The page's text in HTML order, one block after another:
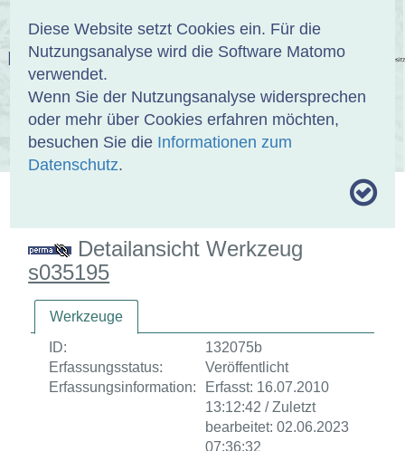
Diese Website setzt Cookies ein. Für die
Nutzungsanalyse wird die Software Matomo
verwendet.
Wenn Sie der Nutzungsanalyse widersprechen
oder mehr über Cookies erfahren möchten,
besuchen Sie die Informationen zum
Datenschutz.
EINBANDDATENBANK
ÜBER UNS SAMMLUNGEN SUCHE
Detailansicht Werkzeug
s035195
Werkzeuge
ID:
132075b
Erfassungsstatus:
Veröffentlicht
Erfassungsinformation:
Erfasst: 16.07.2010
13:12:42 / Zuletzt
bearbeitet: 02.06.2023
07:36:32